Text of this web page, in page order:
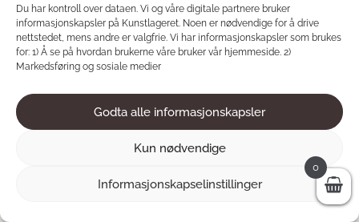
Du har kontroll over dataen. Vi og våre digitale partnere bruker
informasjonskapsler på Kunstlageret. Noen er nødvendige for å drive
nettstedet, mens andre er valgfrie. Vi har informasjonskapsler som brukes
for: 1) Å se på hvordan brukerne våre bruker vår hjemmeside. 2)
Markedsføring og sosiale medier
Godta alle informasjonskapsler
Kun nødvendige
Informasjonskapselinstillinger
0